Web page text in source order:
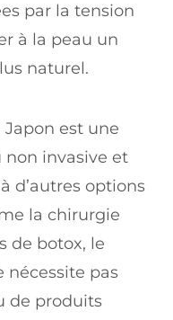
par la tension
à la peau un
naturel.
est une
non invasive et
d’autres options
la chirurgie
de botox, le
nécessite pas
de produits